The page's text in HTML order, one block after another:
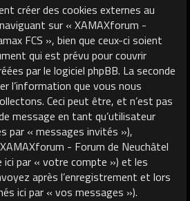
créer des cookies externes au
sur « XAMAXforum -
FCS », bien que ceux-ci soient
qui est prévu pour couvrir
par le logiciel phpBB. La seconde
l’information que vous nous
Ceci peut être, et n’est pas
message en tant qu’utilisateur
par « messages invités »),
- Forum de Neuchâtel
ici par « votre compte ») et les
après l’enregistrement et lors
ici par « vos messages »).